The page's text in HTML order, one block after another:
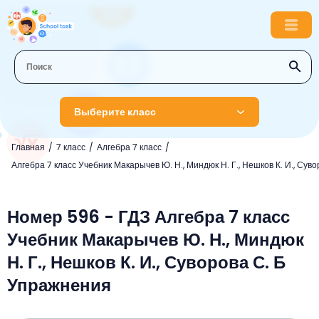
Выберите класс
Главная 7 класс
Алгебра 7 класс
Алгебра 7 класс Учебник Макарычев Ю. Н., Миндюк Н. Г., Нешков К. И.,
1 класс
Русский язык
Литературное чтение
Окружающий мир
Математика
Английский язык
Информатика
3 класс
Музыка
Окружающий мир
4 класс
Английский язык
Номер 596 - ГДЗ Алгебра 7 класс
Учебник Макарычев Ю. Н., Миндюк
Н. Г., Нешков К. И., Суворова С. Б
Упражнения